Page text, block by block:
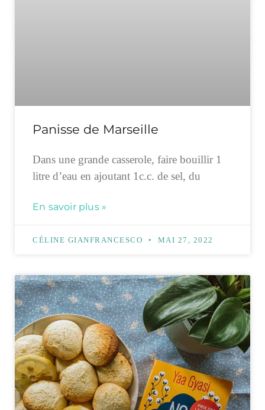
Panisse de Marseille
Dans une grande casserole, faire bouillir 1
litre d’eau en ajoutant 1c.c. de sel, du
En savoir plus »
CÉLINE GIANFRANCESCO MAI 27, 2022